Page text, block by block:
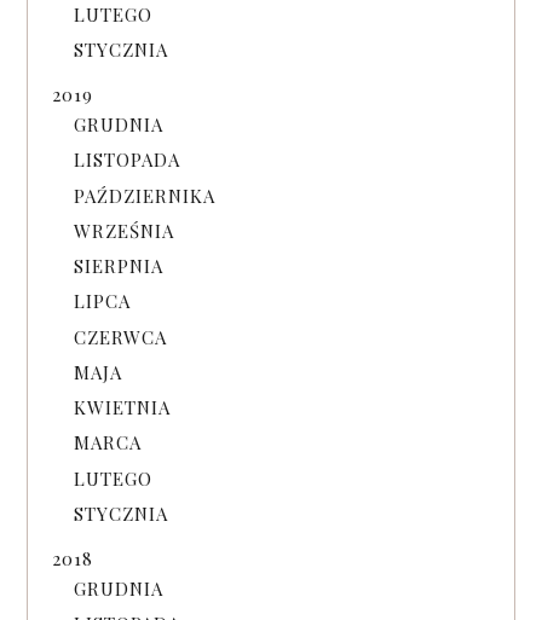
LUTEGO
STYCZNIA
2019
GRUDNIA
LISTOPADA
PAŹDZIERNIKA
WRZEŚNIA
SIERPNIA
LIPCA
CZERWCA
MAJA
KWIETNIA
MARCA
LUTEGO
STYCZNIA
2018
GRUDNIA